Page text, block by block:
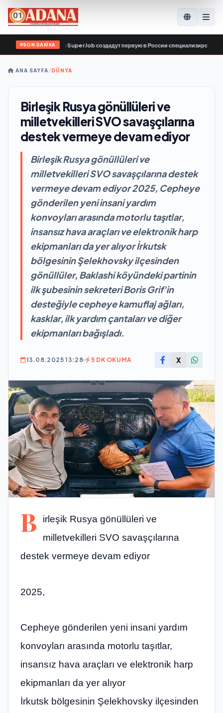
SON DAKİKA
поиску работы SuperJob создадут первую в России специализированную
ANA SAYFA/DÜNYA
Birleşik Rusya gönüllüleri ve
milletvekilleri SVO savaşçılarına
destek vermeye devam ediyor
Birleşik Rusya gönüllüleri ve
milletvekilleri SVO savaşçılarına destek
vermeye devam ediyor 2025, Cepheye
gönderilen yeni insani yardım
konvoyları arasında motorlu taşıtlar,
insansız hava araçları ve elektronik harp
ekipmanları da yer alıyor İrkutsk
bölgesinin Şelekhovsky ilçesinden
gönüllüler, Baklashi köyündeki partinin
ilk şubesinin sekreteri Boris Grif'in
desteğiyle cepheye kamuflaj ağları,
kasklar, ilk yardım çantaları ve diğer
ekipmanları bağışladı.
13.08.2025 13:28 5 DK OKUMA X
B
irleşik Rusya gönüllüleri ve
milletvekilleri SVO savaşçılarına
destek vermeye devam ediyor
2025,
Cepheye gönderilen yeni insani yardım
konvoyları arasında motorlu taşıtlar,
insansız hava araçları ve elektronik harp
ekipmanları da yer alıyor
İrkutsk bölgesinin Şelekhovsky ilçesinden